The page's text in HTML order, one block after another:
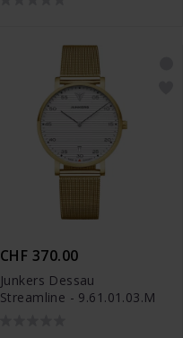
CHF 370.00
Junkers Dessau
Streamline - 9.61.01.03.M